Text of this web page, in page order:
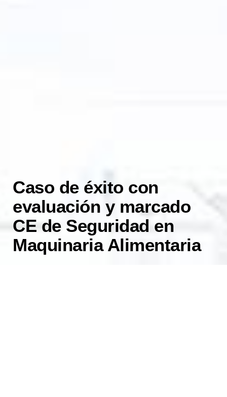
Caso de éxito con
evaluación y marcado
CE de Seguridad en
Maquinaria Alimentaria